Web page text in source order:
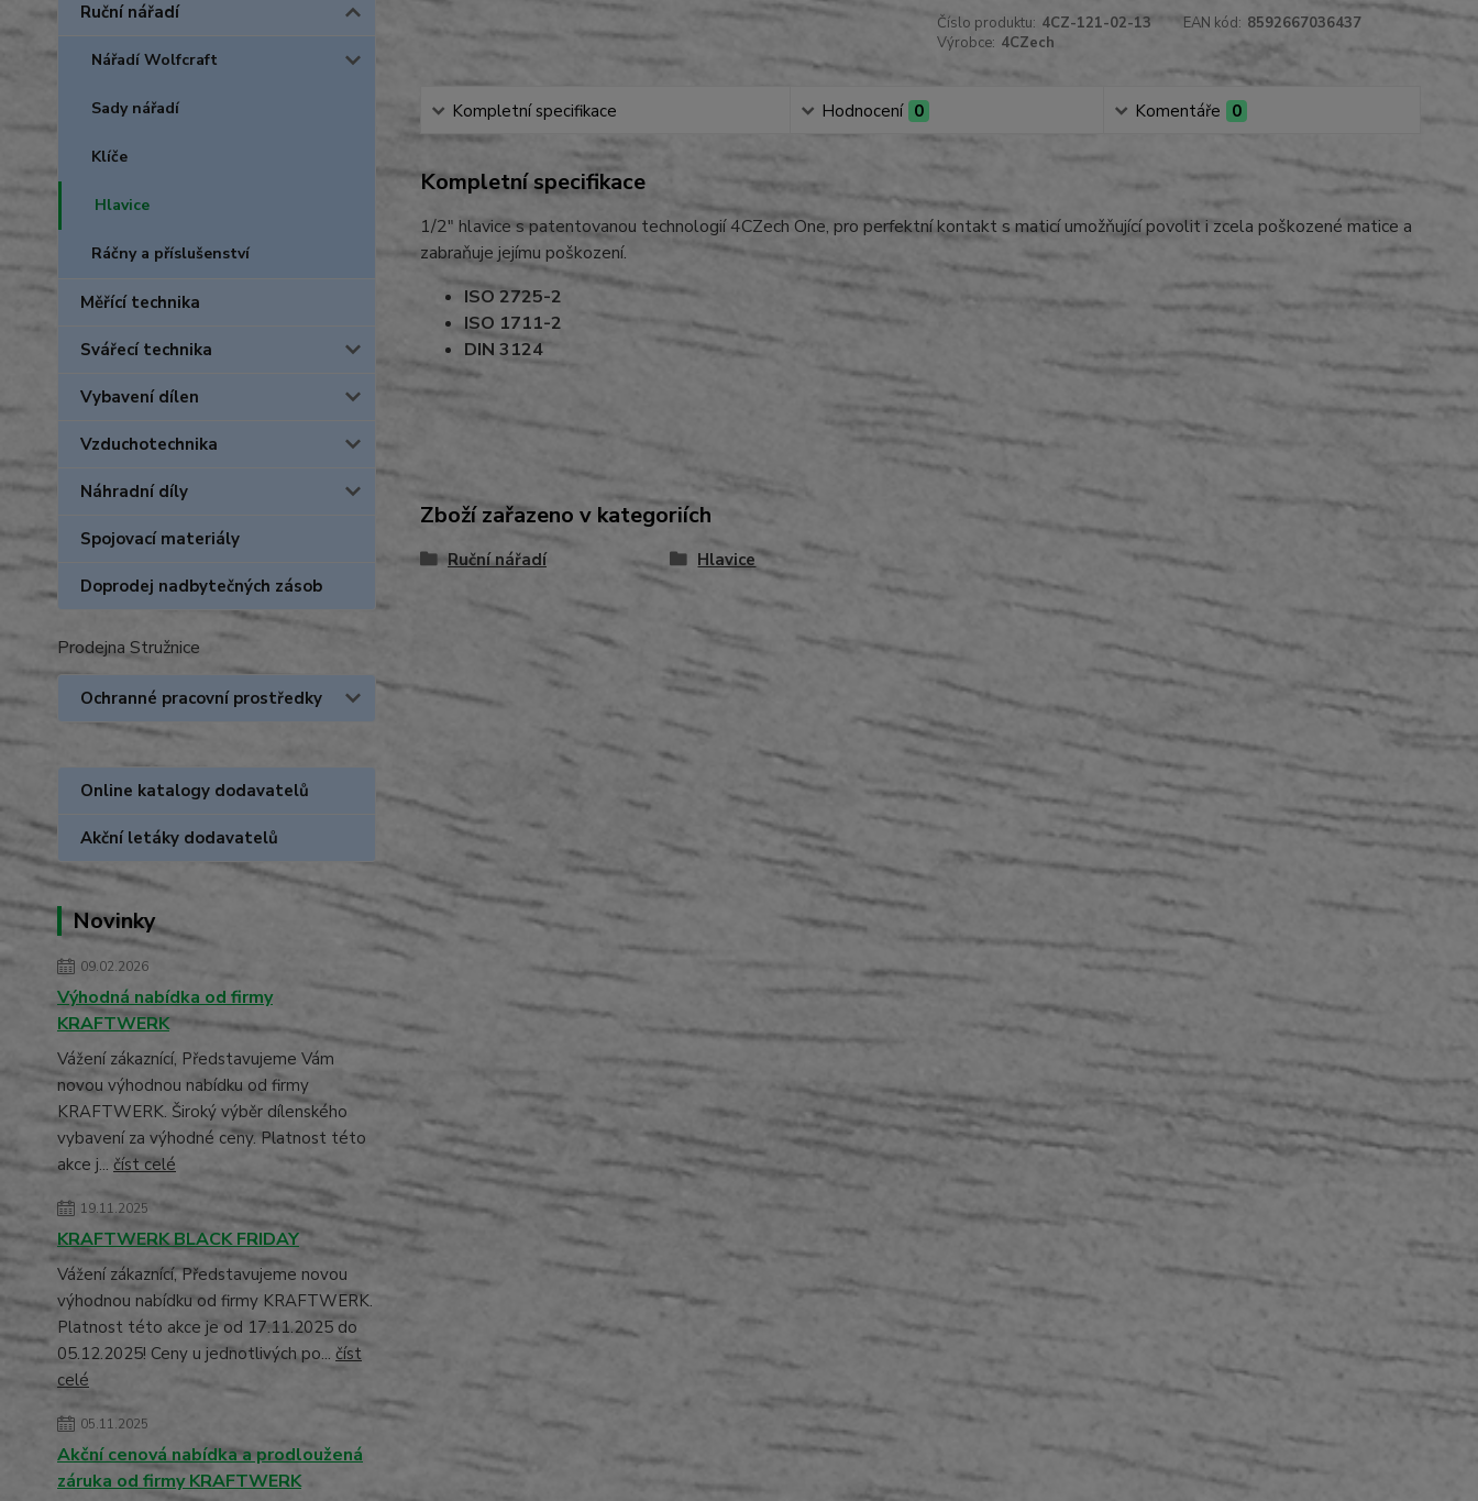
Ruční nářadí
Nářadí Wolfcraft
Sady nářadí
Klíče
Hlavice
Ráčny a příslušenství
Měřící technika
Svářecí technika
Vybavení dílen
Vzduchotechnika
Náhradní díly
Spojovací materiály
Doprodej nadbytečných zásob
Prodejna Stružnice
Ochranné pracovní prostředky
Online katalogy dodavatelů
Akční letáky dodavatelů
Novinky
09.02.2026
Výhodná nabídka od firmy
KRAFTWERK
Vážení zákaznící, Představujeme Vám
novou výhodnou nabídku od firmy
KRAFTWERK. Široký výběr dílenského
vybavení za výhodné ceny. Platnost této
akce j... číst celé
19.11.2025
KRAFTWERK BLACK FRIDAY
Vážení zákaznící, Představujeme novou
výhodnou nabídku od firmy KRAFTWERK.
Platnost této akce je od 17.11.2025 do
05.12.2025! Ceny u jednotlivých po... číst
celé
05.11.2025
Akční cenová nabídka a prodloužená
záruka od firmy KRAFTWERK
Číslo produktu: 4CZ-121-02-13 EAN kód: 8592667036437
Výrobce: 4CZech
Kompletní specifikace Hodnocení 0 Komentáře 0
Kompletní specifikace
1/2" hlavice s patentovanou technologií 4CZech One, pro perfektní kontakt s maticí umožňující povolit i zcela poškozené matice a
zabraňuje jejímu poškození.
ISO 2725-2
ISO 1711-2
DIN 3124
Zboží zařazeno v kategoriích
Ruční nářadí Hlavice